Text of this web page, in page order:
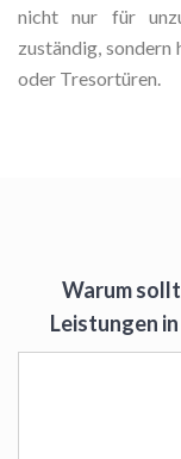
nicht nur für
zuständig, sondern
oder Tresortüren.
Warum
Leistungen